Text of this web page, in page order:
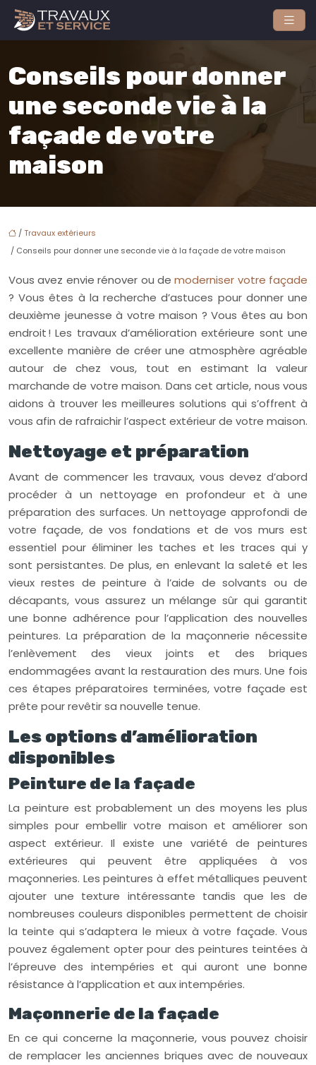
Conseils pour donner
une seconde vie à la
façade de votre
maison
/Travaux extérieurs
/ Conseils pour donner une seconde vie à la façade de votre maison
Vous avez envie rénover ou demoderniser votre façade
? Vous êtes à la recherche d’astuces pour donner une
deuxième jeunesse à votre maison ? Vous êtes au bon
endroit ! Les travaux d’amélioration extérieure sont une
excellente manière de créer une atmosphère agréable
autour de chez vous, tout en estimant la valeur
marchande de votre maison. Dans cet article, nous vous
aidons à trouver les meilleures solutions qui s’offrent à
vous afin de rafraichir l’aspect extérieur de votre maison.
Nettoyage et préparation
Avant de commencer les travaux, vous devez d’abord
procéder à un nettoyage en profondeur et à une
préparation des surfaces. Un nettoyage approfondi de
votre façade, de vos fondations et de vos murs est
essentiel pour éliminer les taches et les traces qui y
sont persistantes. De plus, en enlevant la saleté et les
vieux restes de peinture à l’aide de solvants ou de
décapants, vous assurez un mélange sûr qui garantit
une bonne adhérence pour l’application des nouvelles
peintures. La préparation de la maçonnerie nécessite
l’enlèvement des vieux joints et des briques
endommagées avant la restauration des murs. Une fois
ces étapes préparatoires terminées, votre façade est
prête pour revêtir sa nouvelle tenue.
Les options d’amélioration
disponibles
Peinture de la façade
La peinture est probablement un des moyens les plus
simples pour embellir votre maison et améliorer son
aspect extérieur. Il existe une variété de peintures
extérieures qui peuvent être appliquées à vos
maçonneries. Les peintures à effet métalliques peuvent
ajouter une texture intéressante tandis que les de
nombreuses couleurs disponibles permettent de choisir
la teinte qui s’adaptera le mieux à votre façade. Vous
pouvez également opter pour des peintures teintées à
l’épreuve des intempéries et qui auront une bonne
résistance à l’application et aux intempéries.
Maçonnerie de la façade
En ce qui concerne la maçonnerie, vous pouvez choisir
de remplacer les anciennes briques avec de nouveaux